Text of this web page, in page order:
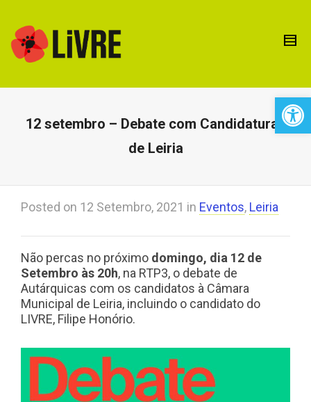
12 setembro – Debate com Candidaturas
de Leiria
Posted on 12 Setembro, 2021 in Eventos, Leiria
Não percas no próximo domingo, dia 12 de
Setembro às 20h, na RTP3, o debate de
Autárquicas com os candidatos à Câmara
Municipal de Leiria, incluindo o candidato do
LIVRE, Filipe Honório.